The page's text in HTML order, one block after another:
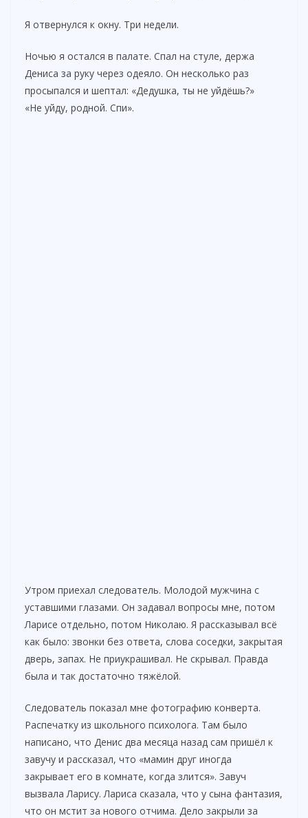
Я отвернулся к окну. Три недели.
Ночью я остался в палате. Спал на стуле, держа
Дениса за руку через одеяло. Он несколько раз
просыпался и шептал: «Дедушка, ты не уйдёшь?»
«Не уйду, родной. Спи».
Утром приехал следователь. Молодой мужчина с
уставшими глазами. Он задавал вопросы мне, потом
Ларисе отдельно, потом Николаю. Я рассказывал всё
как было: звонки без ответа, слова соседки, закрытая
дверь, запах. Не приукрашивал. Не скрывал. Правда
была и так достаточно тяжёлой.
Следователь показал мне фотографию конверта.
Распечатку из школьного психолога. Там было
написано, что Денис два месяца назад сам пришёл к
завучу и рассказал, что «мамин друг иногда
закрывает его в комнате, когда злится». Завуч
вызвала Ларису. Лариса сказала, что у сына фантазия,
что он мстит за нового отчима. Дело закрыли за